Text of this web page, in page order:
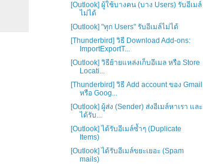
[Outlook] ผู้ใช้บางคน (บาง Users) รับอีเมล์
ไม่ได้
[Outlook] "ทุก Users" รับอีเมล์ไม่ได้
[Thunderbird] วิธี Download Add-ons:
ImportExportT...
[Outlook] วิธีย้ายแหล่งเก็บอีเมล หรือ Store
Locati...
[Thunderbird] วิธี Add account ของ Gmail
หรือ Goog...
[Outlook] ผู้ส่ง (Sender) ส่งอีเมล์หาเรา และ
ได้รับ...
[Outlook] ได้รับอีเมล์ซ้ำๆ (Duplicate
Items)
[Outlook] ได้รับอีเมล์ขยะเยอะ (Spam
mails)